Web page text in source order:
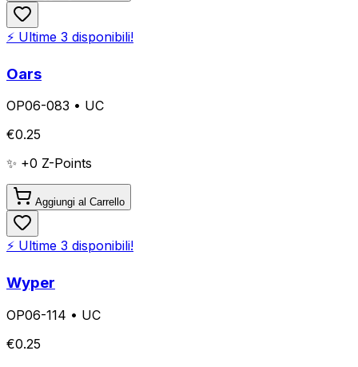
⚡ Ultime 3 disponibili!
Oars
OP06-083 • UC
€0.25
✨ +0 Z-Points
Aggiungi al Carrello
⚡ Ultime 3 disponibili!
Wyper
OP06-114 • UC
€0.25